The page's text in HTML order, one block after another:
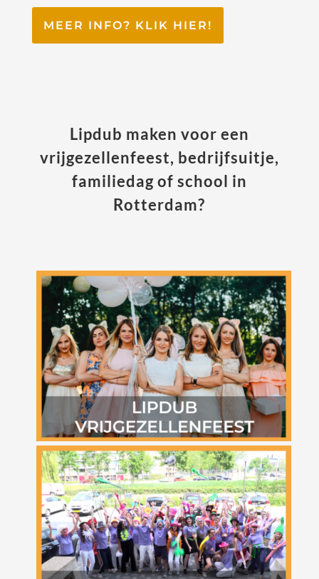
MEER INFO? KLIK HIER!
Lipdub maken voor een
vrijgezellenfeest, bedrijfsuitje,
familiedagof school in
Rotterdam?